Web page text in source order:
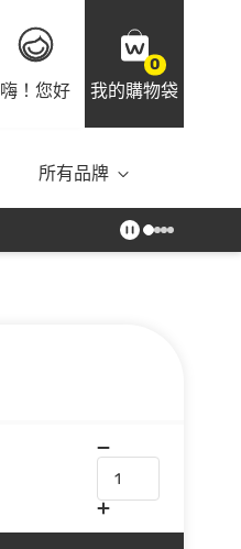
嗨！您好
0
我的購物袋
所有品牌